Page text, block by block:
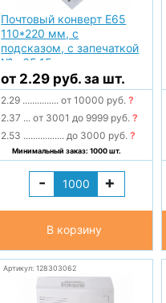
Почтовый конверт Е65
110*220 мм, с
подсказом, с запечаткой
№ e65.15
от 2.29 руб. за шт.
2.29 ............... от 10000 руб.?
2.37 ... от 3001 до 9999 руб.?
2.53 ................. до 3000 руб.?
Минимальный заказ: 1000 шт.
- +
В корзину
Артикул: 128303062